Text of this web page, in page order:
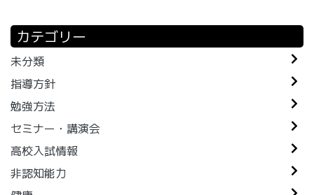
カテゴリー
未分類
指導方針
勉強方法
セミナー・講演会
高校入試情報
非認知能力